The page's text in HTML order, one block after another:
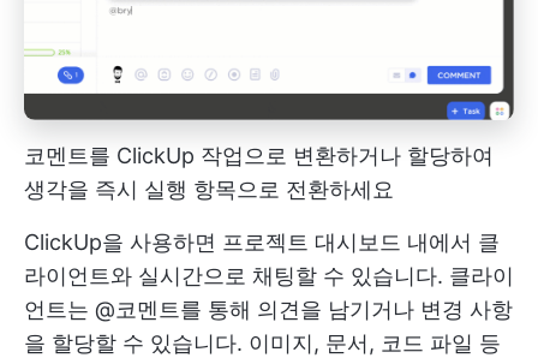
코멘트를 ClickUp 작업으로 변환하거나 할당하여
생각을 즉시 실행 항목으로 전환하세요
ClickUp을 사용하면 프로젝트 대시보드 내에서 클
라이언트와 실시간으로 채팅할 수 있습니다. 클라이
언트는 @코멘트를 통해 의견을 남기거나 변경 사항
을 할당할 수 있습니다. 이미지, 문서, 코드 파일 등